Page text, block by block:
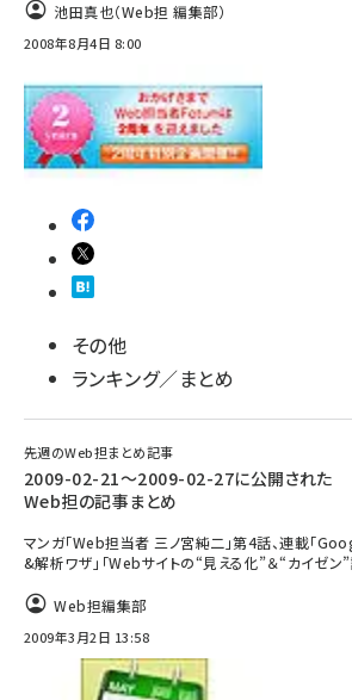
池田真也（Web担 編集部）
2008年8月4日 8:00
その他
ランキング／まとめ
先週のWeb担まとめ記事
2009-02-21～2009-02-27に公開された
Web担の記事まとめ
マンガ「Web担当者 三ノ宮純二」第4話、連載「
&解析ワザ」「Webサイトの“見える化”＆“カイゼン
Web担編集部
2009年3月2日 13:58